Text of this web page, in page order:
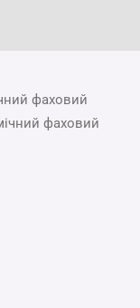
фаховий
фаховий